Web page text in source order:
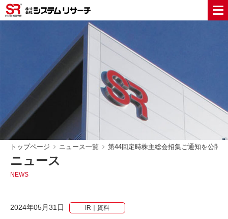
トップページ ニュース一覧 第44回定時株主総会招集ご通知を公開
ニュース
NEWS
2024年05月31日 IR｜資料